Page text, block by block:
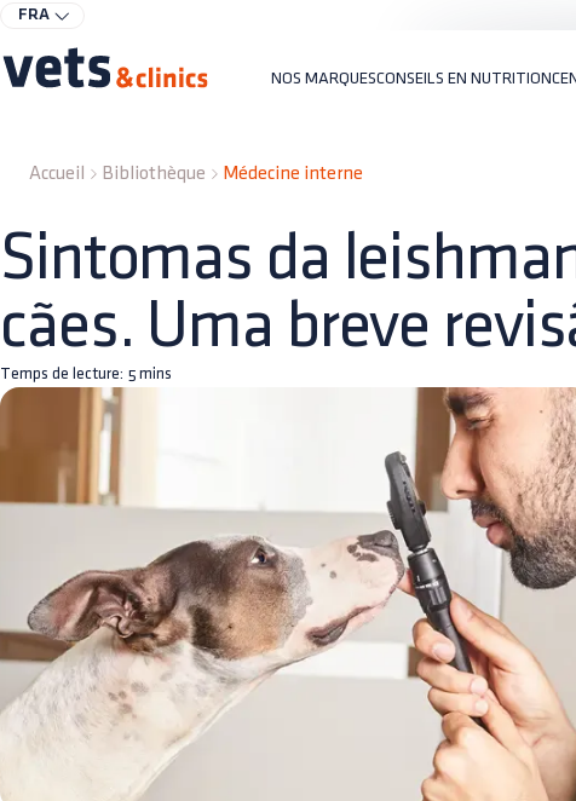
FRA
NOS MARQUESCONSEILS EN NUTRITION
Accueil Bibliothèque Médecine interne
Sintomas da
cães. Uma breve
Temps de lecture: 5 mins